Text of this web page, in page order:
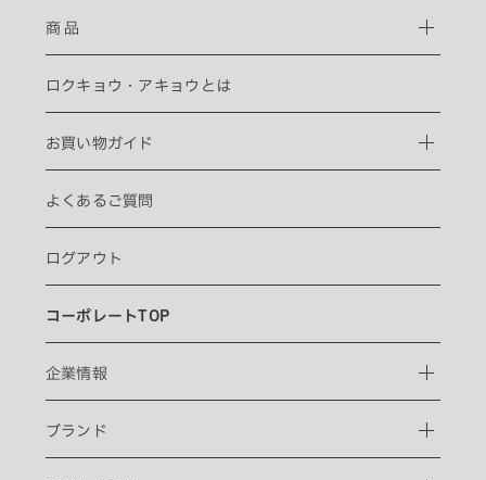
商 品
ロクキョウ・ アキョウとは
お買い物ガイド
よくあるご質問
ログアウト
コーポレートTOP
企業情報
ブランド